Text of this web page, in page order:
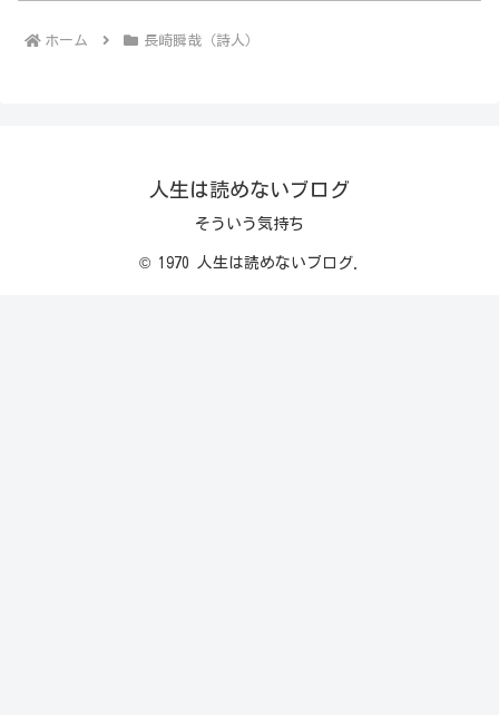
ホーム 長崎瞬哉（詩人）
人生は読めないブログ
そういう気持ち
© 1970 人生は読めないブログ.